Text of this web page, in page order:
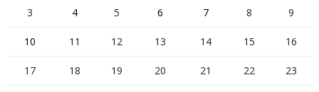
3 4 5 6 7 8 9
10 11 12 13 14 15 16
17 18 19 20 21 22 23